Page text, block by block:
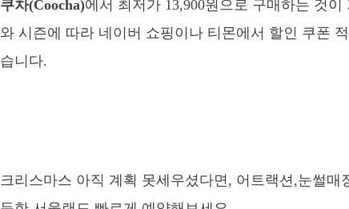
쿠차(Coocha)에서 최저가 13,900원으로 구매하는 것
와 시즌에 따라 네이버 쇼핑이나 티몬에서 할인 쿠폰
습니다.
크리스마스 아직 계획 못세우셨다면, 어트랙션,눈썰매